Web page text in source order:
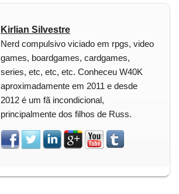
Kirlian Silvestre
Nerd compulsivo viciado em rpgs, video
games, boardgames, cardgames,
series, etc, etc, etc. Conheceu W40K
aproximadamente em 2011 e desde
2012 é um fã incondicional,
principalmente dos filhos de Russ.